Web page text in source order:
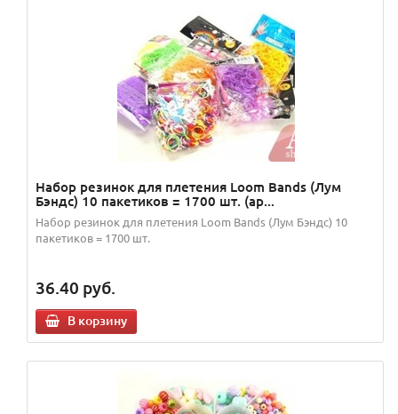
Набор резинок для плетения Loom Bands (Лум
Бэндс) 10 пакетиков = 1700 шт. (ар...
Набор резинок для плетения Loom Bands (Лум Бэндс) 10
пакетиков = 1700 шт.
36.40 руб.
В корзину